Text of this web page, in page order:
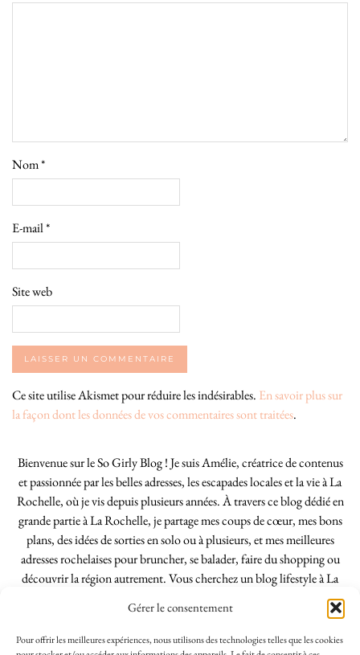
Gérer le consentement
Pour offrir les meilleures expériences, nous utilisons des technologies telles que les cookies
Nom*
E-mail*
Site web
Ce site utilise Akismet pour réduire les indésirables. En savoir plus sur
la façon dont les données de vos commentaires sont traitées.
Bienvenue sur le So Girly Blog ! Je suis Amélie, créatrice de contenus
et passionnée par les belles adresses, les escapades locales et la vie à La
Rochelle, où je vis depuis plusieurs années. À travers ce blog dédié en
grande partie à La Rochelle, je partage mes coups de cœur, mes bons
plans, des idées de sorties en solo ou à plusieurs, et mes meilleures
adresses rochelaises pour bruncher, se balader, faire du shopping ou
découvrir la région autrement. Vous cherchez un blog lifestyle à La
Rochelle, tenu par une locale ? Vous êtes au bon endroit. Que vous
soyez Rochelais·e ou de passage dans notre belle ville, j’espère que mes
articles vous aideront à profiter de La Rochelle comme un·e vrai·e